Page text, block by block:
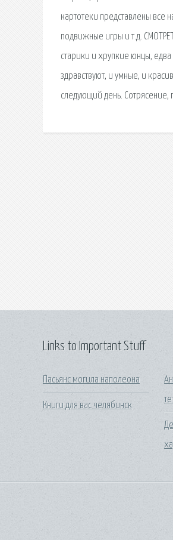
картотеки представлены все
подвижные игры и т.д.
старики и хрупкие юнцы,
здравствуют, и умные, и
следующий день.
Links to Important Stuff
Пасьянс могила наполеона
Книги для вас челябинск